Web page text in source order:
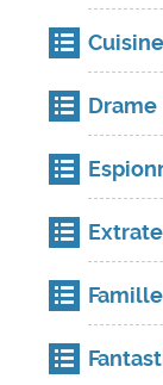
Cuisine
Drame
Famille